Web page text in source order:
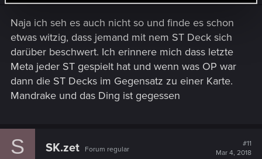
Naja ich seh es auch nicht so und finde es schon
etwas witzig, dass jemand mit nem ST Deck sich
darüber beschwert. Ich erinnere mich dass letzte
Meta jeder ST gespielt hat und wenn was OP war
dann die ST Decks im Gegensatz zu einer Karte.
Mandrake und das Ding ist gegessen
S SK.zet Forum regular
#11
Mar 4, 2018